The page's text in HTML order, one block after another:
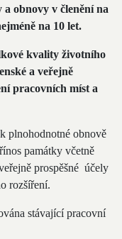
obnovy v členění na
na 10 let.
kvality životního
a veřejně
pracovních míst a
plnohodnotné obnově
památky včetně
prospěšné účely
rozšíření.
stávající pracovní